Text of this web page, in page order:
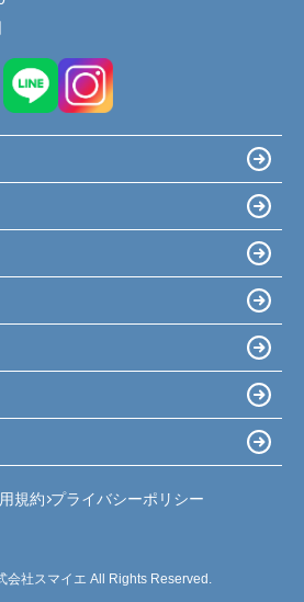
規約 プライバシーポリシー
会社スマイエ All Rights Reserved.